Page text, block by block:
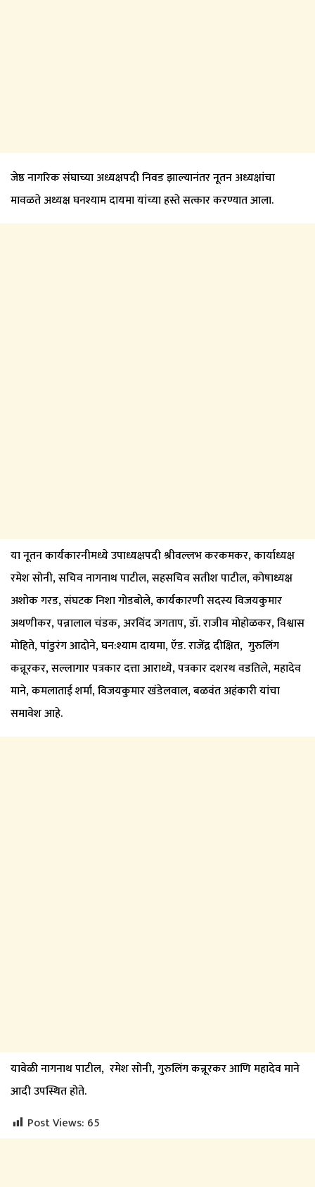
जेष्ठ नागरिक संघाच्या अध्यक्षपदी निवड झाल्यानंतर नूतन अध्यक्षांचा
मावळते अध्यक्ष घनश्याम दायमा यांच्या हस्ते सत्कार करण्यात आला.
या नूतन कार्यकारनीमध्ये उपाध्यक्षपदी श्रीवल्लभ करकमकर, कार्याध्यक्ष
रमेश सोनी, सचिव नागनाथ पाटील, सहसचिव सतीश पाटील, कोषाध्यक्ष
अशोक गरड, संघटक निशा गोडबोले, कार्यकारणी सदस्य विजयकुमार
अथणीकर, पन्नालाल चंडक, अरविंद जगताप, डॉ. राजीव मोहोळकर, विश्वास
मोहिते, पांडुरंग आदोने, घन:श्याम दायमा, ऍड. राजेंद्र दीक्षित, गुरुलिंग
कन्नूरकर, सल्लागार पत्रकार दत्ता आराध्ये, पत्रकार दशरथ वडतिले, महादेव
माने, कमलाताई शर्मा, विजयकुमार खंडेलवाल, बळवंत अहंकारी यांचा
समावेश आहे.
यावेळी नागनाथ पाटील, रमेश सोनी, गुरुलिंग कन्नूरकर आणि महादेव माने
आदी उपस्थित होते.
Post Views: 65